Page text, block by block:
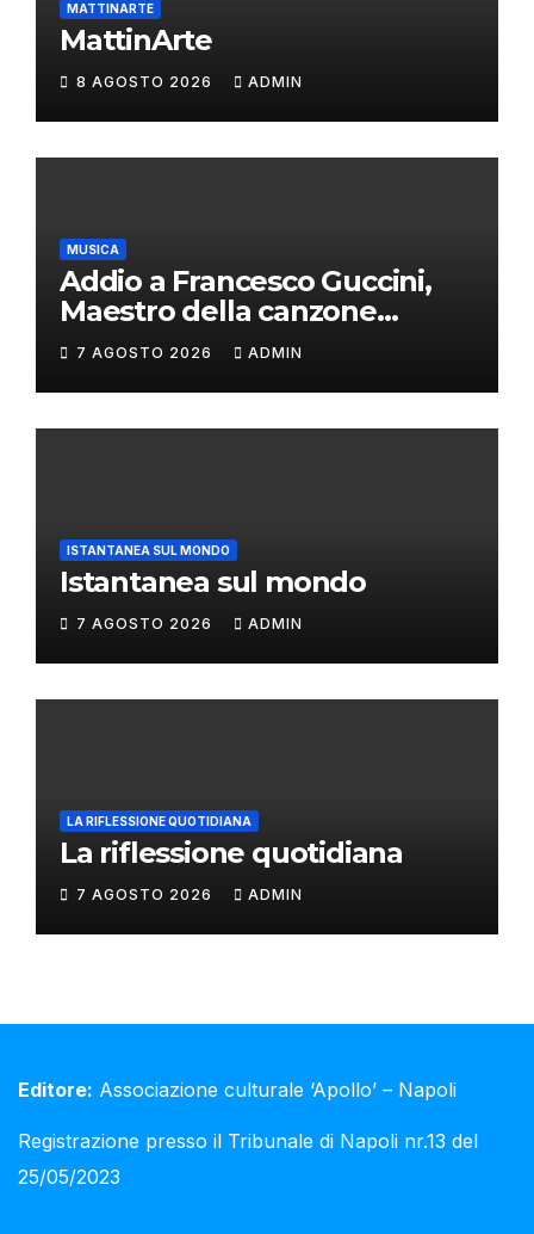
MATTINARTE
MattinArte
8 AGOSTO 2026 ADMIN
MUSICA
Addio a Francesco Guccini,
Maestro della canzone
d’autore
7 AGOSTO 2026 ADMIN
ISTANTANEA SUL MONDO
Istantanea sul mondo
7 AGOSTO 2026 ADMIN
LA RIFLESSIONE QUOTIDIANA
La riflessione quotidiana
7 AGOSTO 2026 ADMIN
Editore: Associazione culturale ‘Apollo’ – Napoli
Registrazione presso il Tribunale di Napoli nr.13 del
25/05/2023